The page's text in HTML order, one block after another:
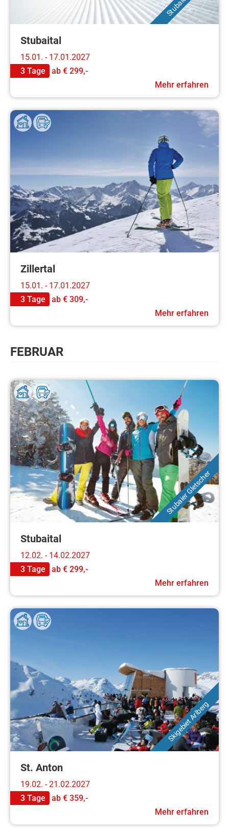
Stubaital
15.01. - 17.01.2027
3 Tage
ab € 299,-
Mehr erfahren
Zillertal
15.01. - 17.01.2027
3 Tage
ab € 309,-
Mehr erfahren
FEBRUAR
Stubaier Gletscher
Stubaital
12.02. - 14.02.2027
3 Tage
ab € 299,-
Mehr erfahren
Skigebiet Arlberg
St. Anton
19.02. - 21.02.2027
3 Tage
ab € 359,-
Mehr erfahren